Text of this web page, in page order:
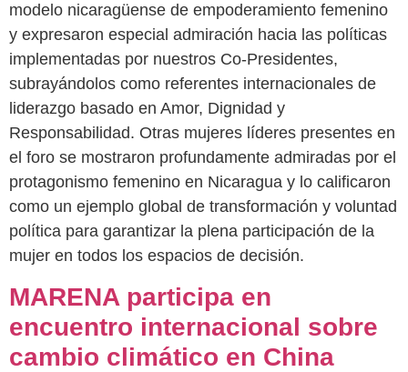
modelo nicaragüense de empoderamiento femenino
y expresaron especial admiración hacia las políticas
implementadas por nuestros Co-Presidentes,
subrayándolos como referentes internacionales de
liderazgo basado en Amor, Dignidad y
Responsabilidad. Otras mujeres líderes presentes en
el foro se mostraron profundamente admiradas por el
protagonismo femenino en Nicaragua y lo calificaron
como un ejemplo global de transformación y voluntad
política para garantizar la plena participación de la
mujer en todos los espacios de decisión.
MARENA participa en
encuentro internacional sobre
cambio climático en China